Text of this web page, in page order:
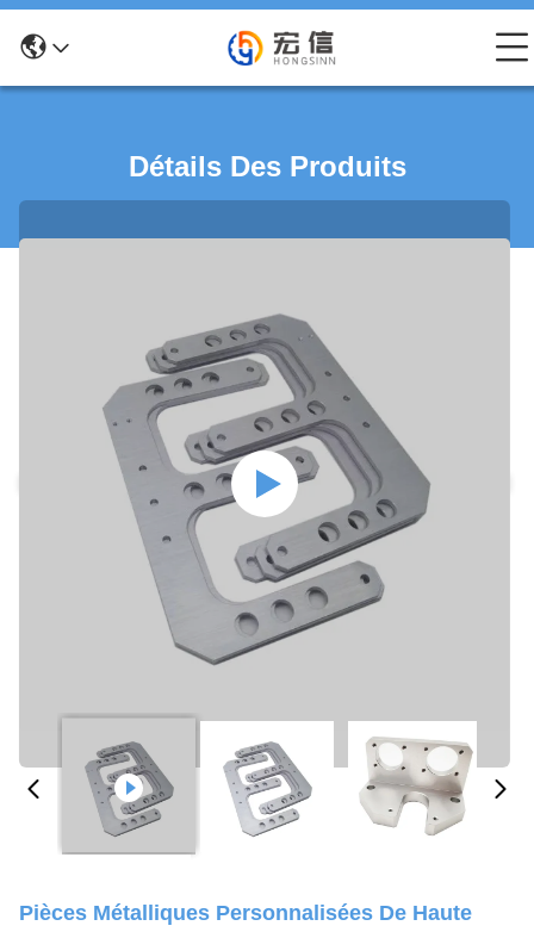
Détails Des Produits
Pièces Métalliques Personnalisées De Haute